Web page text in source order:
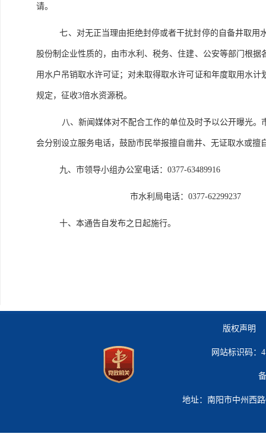
请。
七、对无正当理由拒绝封停或者干扰封停的自备井取
股份制企业性质的，由市水利、税务、住建、公安等部门根
用水户吊销取水许可证；对未取得取水许可证和年度取用水
规定，征收3倍水资源税。
八、新闻媒体对不配合工作的单位及时予以公开曝光
会分别设立服务电话，鼓励市民举报擅自凿井、无证取水或
九、市领导小组办公室电话：0377-63489916
市水利局电话：0377-62299237
十、本通告自发布之日起施行。
版权声明
网站标识码
地址：南阳市中州西